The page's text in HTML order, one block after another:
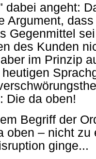
dabei angeht:
Argument,
Gegenmittel
des Kunden
im Prinzip
Die da oben!
Begriff der
oben – nicht zu
ginge...